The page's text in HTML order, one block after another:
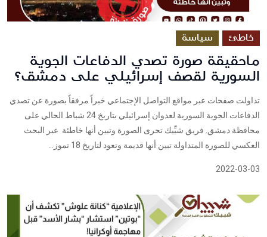
خاطئ سياسة
ماحقيقة صورة تصدي الدفاعات الجوية
السورية لقصف إسرائيلي على دمشق؟
تداولت صفحات عبر مواقع التواصل الإجتماعي خبراً مرفقاً بصورة عن تصدي
الدفاعات الجوية السورية لعدوان إسرائيلي بتاريخ 24 شباط الحالي على
محافظة دمشق. فريق شيِّيك تحرى الصورة وتبين أنها خاطئة عبر البحث
العكسي للصورة المتداولة تبين أنها قديمة وتعود لتاريخ 18 تموز...
2022-03-03